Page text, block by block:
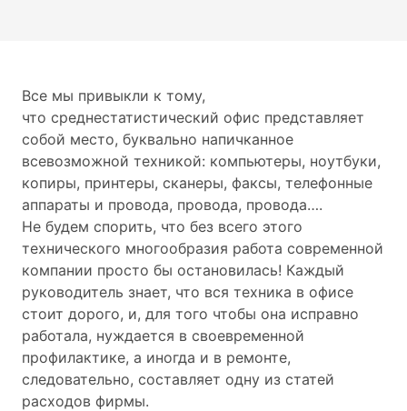
Все мы привыкли к тому,
что среднестатистический офис представляет
собой место, буквально напичканное
всевозможной техникой: компьютеры, ноутбуки,
копиры, принтеры, сканеры, факсы, телефонные
аппараты и провода, провода, провода….
Не будем спорить, что без всего этого
технического многообразия работа современной
компании просто бы остановилась! Каждый
руководитель знает, что вся техника в офисе
стоит дорого, и, для того чтобы она исправно
работала, нуждается в своевременной
профилактике, а иногда и в ремонте,
следовательно, составляет одну из статей
расходов фирмы.